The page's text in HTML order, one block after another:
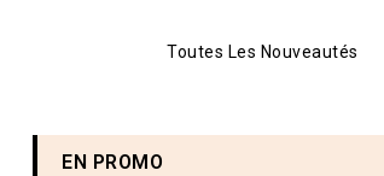
Toutes Les Nouveautés
EN PROMO